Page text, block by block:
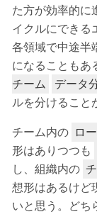
た方が効率的に
イクルにできる
各領域で中途半
になることもあ
チーム
データ
ルを分けること
チーム内の ロ
形はありつつも
し、組織内の
想形はあるけど
いと思う。どち